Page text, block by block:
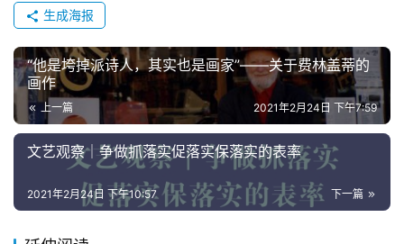
生成海报
“他是垮掉派诗人，其实也是画家”——关于费林盖蒂的
画作
上一篇 2021年2月24日 下午7:59
文艺观察｜争做抓落实促落实保落实的表率
下一篇
2021年2月24日 下午10:57